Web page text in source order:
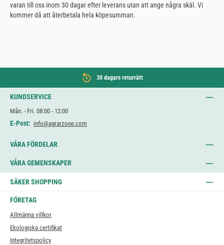
varan till oss inom 30 dagar efter leverans utan att ange några skäl. Vi
kommer då att återbetala hela köpesumman.
30 dagars returrätt
KUNDSERVICE
Mån. - Fri. 08:00 - 12:00
E-Post: info@agrarzone.com
VÅRA FÖRDELAR
VÅRA GEMENSKAPER
SÄKER SHOPPING
FÖRETAG
Allmänna villkor
Ekologiska certifikat
Integritetspolicy